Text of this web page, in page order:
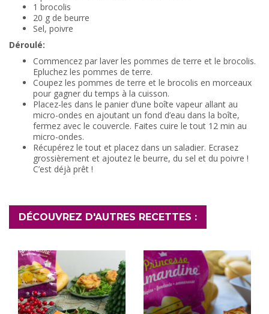
1 brocolis
20 g de beurre
Sel, poivre
Déroulé:
Commencez par laver les pommes de terre et le brocolis.
Epluchez les pommes de terre.
Coupez les pommes de terre et le brocolis en morceaux
pour gagner du temps à la cuisson.
Placez-les dans le panier d’une boîte vapeur allant au
micro-ondes en ajoutant un fond d’eau dans la boîte,
fermez avec le couvercle. Faites cuire le tout 12 min au
micro-ondes.
Récupérez le tout et placez dans un saladier. Ecrasez
grossièrement et ajoutez le beurre, du sel et du poivre !
C’est déjà prêt !
DÉCOUVREZ D'AUTRES RECETTES :